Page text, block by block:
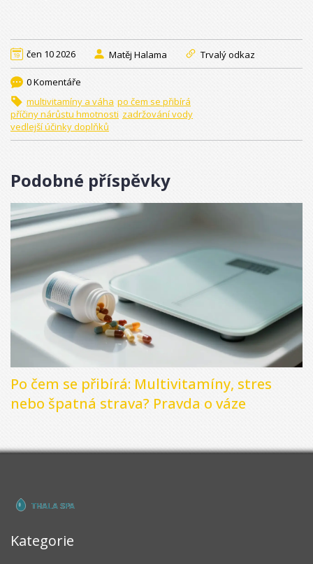
čen 10 2026 Matěj Halama Trvalý odkaz
0 Komentáře
multivitamíny a váha po čem se přibírá
příčiny nárůstu hmotnosti zadržování vody
vedlejší účinky doplňků
Podobné příspěvky
Po čem se přibírá: Multivitamíny, stres
nebo špatná strava? Pravda o váze
Kategorie